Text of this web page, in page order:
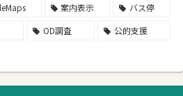
案内表示
バス停
OD調査 公的支援